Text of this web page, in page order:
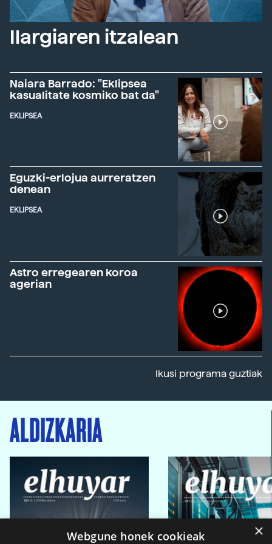
Ilargiaren itzalean
Naiara Barrado: "Eklipsea
kasualitate kosmiko bat da"
EKLIPSEA
Eguzki-erlojua aurreratzen
denean
EKLIPSEA
Astro erregearen koroa
agerian
Ikusi programa guztiak
ALDIZKARIA
×
Webgune honek cookieak